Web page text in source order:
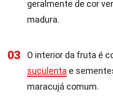
geralmente de cor
madura.
03
O interior da fruta é
suculenta e
maracujá comum.